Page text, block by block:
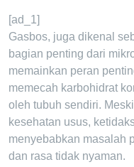
[ad_1]
Gasbos, juga dikenal
bagian penting dari
memainkan peran
memecah karbohidrat
oleh tubuh sendiri.
kesehatan usus,
menyebabkan masalah
dan rasa tidak nyaman.